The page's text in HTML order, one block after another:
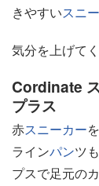
きやすいスニ
気分を上げて
Cordinate
プラス
赤スニーカー
ラインパンツ
プスで足元の